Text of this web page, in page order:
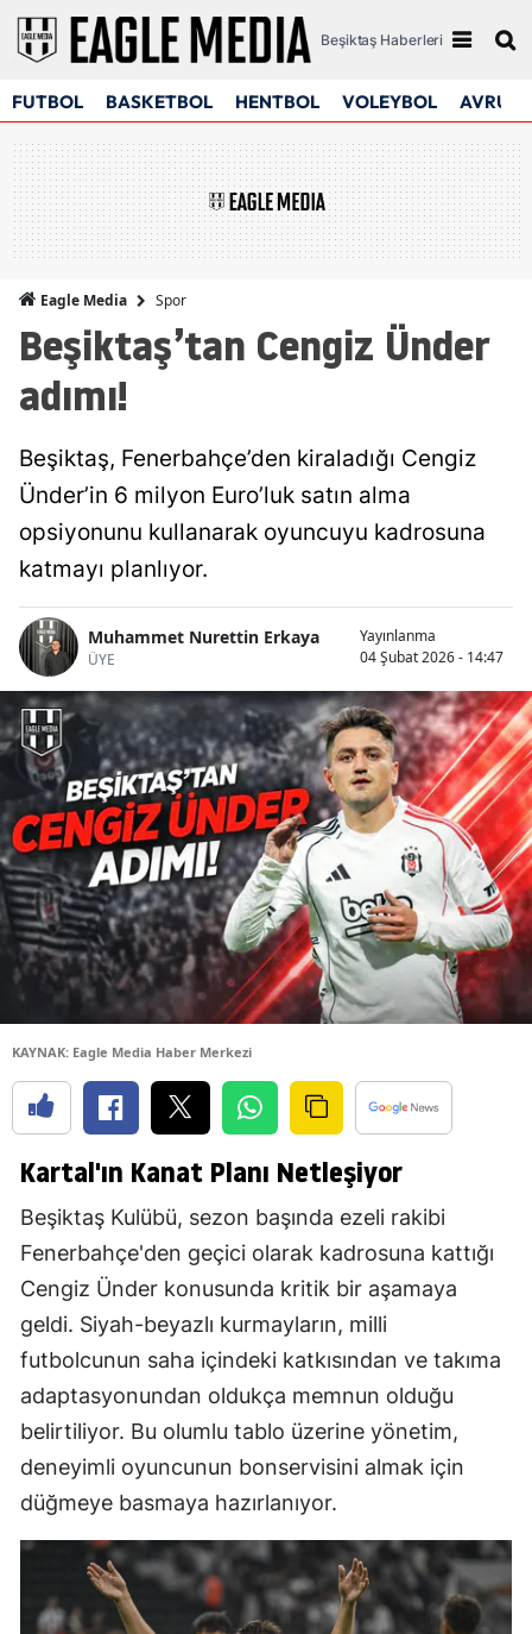
Beşiktaş Haberleri
FUTBOL BASKETBOL HENTBOL VOLEYBOL
Eagle Media Spor
Beşiktaş’tan Cengiz Ünder
adımı!
Beşiktaş, Fenerbahçe’den kiraladığı Cengiz
Ünder’in 6 milyon Euro’luk satın alma
opsiyonunu kullanarak oyuncuyu kadrosuna
katmayı planlıyor.
Muhammet Nurettin Erkaya
ÜYE
Yayınlanma
04 Şubat 2026 - 14:47
KAYNAK: Eagle Media Haber Merkezi
Kartal'ın Kanat Planı Netleşiyor
Beşiktaş Kulübü, sezon başında ezeli rakibi
Fenerbahçe'den geçici olarak kadrosuna kattığı
Cengiz Ünder konusunda kritik bir aşamaya
geldi. Siyah-beyazlı kurmayların, milli
futbolcunun saha içindeki katkısından ve takıma
adaptasyonundan oldukça memnun olduğu
belirtiliyor. Bu olumlu tablo üzerine yönetim,
deneyimli oyuncunun bonservisini almak için
düğmeye basmaya hazırlanıyor.